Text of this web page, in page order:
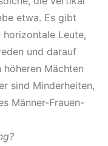
etwa. Es gibt
horizontale Leute,
und darauf
höheren Mächten
sind Minderheiten,
Männer-Frauen-